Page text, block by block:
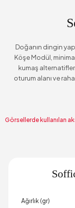
Doğanın dingin
Köşe Modül,
kumaş
oturum alanı ve
Görsellerde kullanılan
Ağırlık (gr)